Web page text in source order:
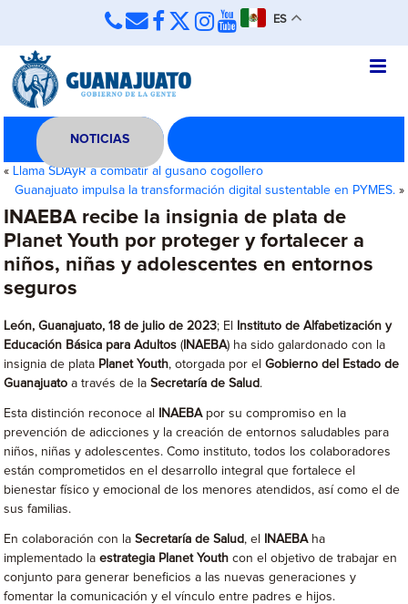
ES
NOTICIAS
« Llama SDAyR a combatir al gusano cogollero
Guanajuato impulsa la transformación digital sustentable en PYMES.»
INAEBA recibe la insignia de plata de
Planet Youth por proteger y fortalecer a
niños, niñas y adolescentes en entornos
seguros
León, Guanajuato, 18 de julio de 2023; El
Instituto de Alfabetización y
Educación Básica para Adultos( INAEBA) ha sido galardonado con la
insignia de plata Planet Youth, otorgada por elGobierno del Estado de
Guanajuato a través de laSecretaría de Salud .
Esta distinción reconoce al INAEBApor su compromiso en la
prevención de adicciones y la creación de entornos saludables para
niños, niñas y adolescentes. Como instituto, todos los colaboradores
están comprometidos en el desarrollo integral que fortalece el
bienestar físico y emocional de los menores atendidos, así como el de
sus familias.
En colaboración con laSecretaría de Salud , el INAEBAha
implementado laestrategia Planet Youth con el objetivo de trabajar en
conjunto para generar beneficios a las nuevas generaciones y
fomentar la comunicación y el vínculo entre padres e hijos.